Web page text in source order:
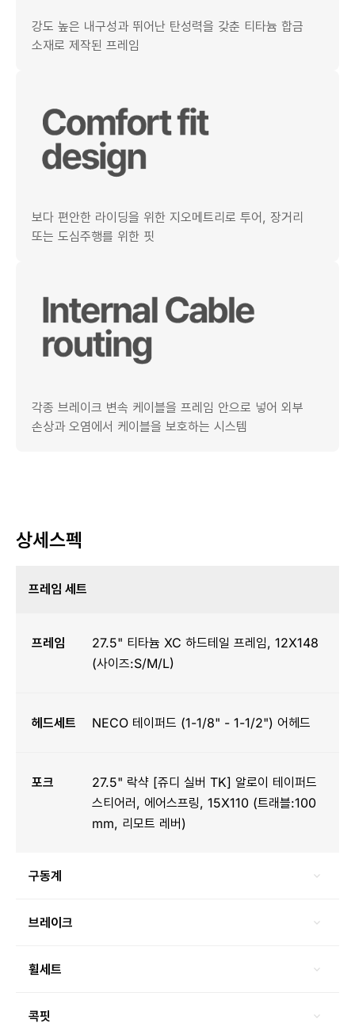
강도 높은 내구성과 뛰어난 탄성력을 갖춘 티타늄 합금
소재로 제작된 프레임
보다 편안한 라이딩을 위한 지오메트리로 투어, 장거리
또는 도심주행를 위한 핏
각종 브레이크 변속 케이블을 프레임 안으로 넣어 외부
손상과 오염에서 케이블을 보호하는 시스템
상세스펙
프레임 세트
프레임
27.5" 티타늄 XC 하드테일 프레임, 12X148
(사이즈:S/M/L)
헤드세트 NECO 테이퍼드 (1-1/8" - 1-1/2") 어헤드
포크
27.5" 락샥 [쥬디 실버 TK] 알로이 테이퍼드
스티어러, 에어스프링, 15X110 (트래블:100
mm, 리모트 레버)
구동계
브레이크
휠세트
콕핏